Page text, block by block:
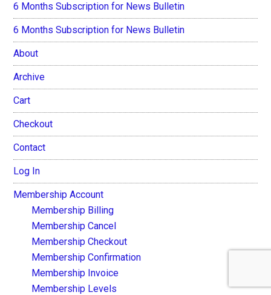
6 Months Subscription for News Bulletin
6 Months Subscription for News Bulletin
About
Archive
Cart
Checkout
Contact
Log In
Membership Account
Membership Billing
Membership Cancel
Membership Checkout
Membership Confirmation
Membership Invoice
Membership Levels